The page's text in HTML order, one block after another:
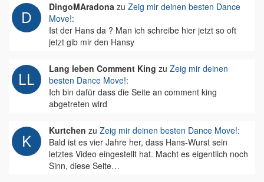
DingoMAradona zu Zeig mir deinen besten Dance
Move!:
Ist der Hans da ? Man ich schreibe hier jetzt so oft
jetzt gib mir den Hansy
Lang leben Comment King zu Zeig mir deinen
besten Dance Move!:
Ich bin dafür dass die Seite an comment king
abgetreten wird
Kurtchen zu Zeig mir deinen besten Dance Move!:
Bald ist es vier Jahre her, dass Hans-Wurst sein
letztes Video eingestellt hat. Macht es eigentlich noch
Sinn, diese Seite…